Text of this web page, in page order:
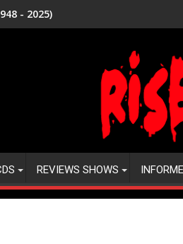
- 2025)
REVIEWS SHOWS